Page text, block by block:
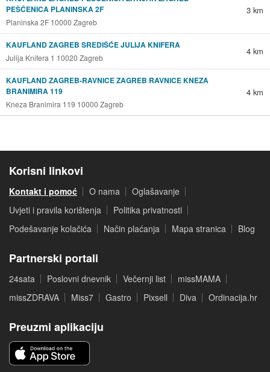
PEŠČENICA PLANINSKA 2F
Planinska 2F 10000 Zagreb
3 km
KAUFLAND ZAGREB SREDIŠĆE JULIJA KNIFERA
Julija Knifera 1 10020 Zagreb
4 km
KAUFLAND ZAGREB-RAVNICE ZAGREB RAVNICE KNEZA
BRANIMIRA 119
Kneza Branimira 119 10000 Zagreb
4 km
Korisni linkovi
Kontakt i pomoć O nama
Oglašavanje
Uvjeti i pravila korištenja
Politika privatnosti
Podešavanje kolačića
Način plaćanja Mapa stranica Blog
Partnerski portali
24sata Poslovni dnevnik Večernji list
missMAMA
missZDRAVA
Miss7 Gastro Pixsell Diva Ordinacija.hr
Preuzmi aplikaciju